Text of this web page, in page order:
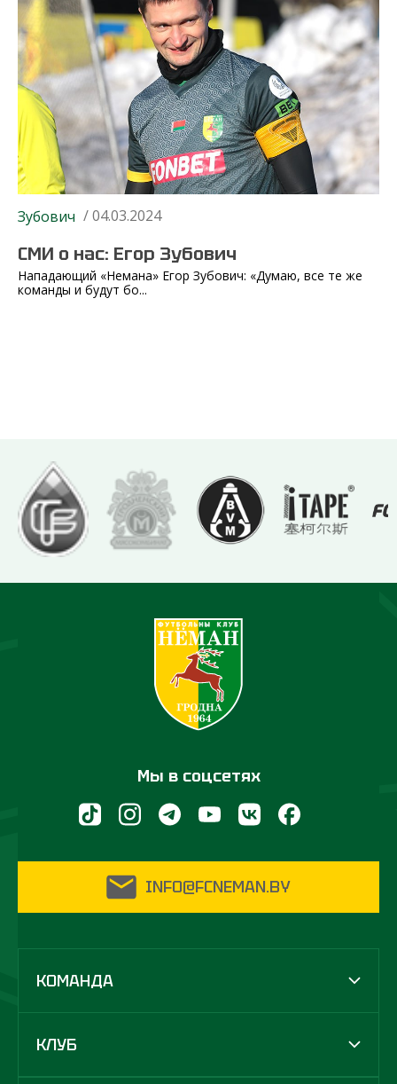
Зубович / 04.03.2024
СМИ о нас: Егор Зубович
Нападающий «Немана» Егор Зубович: «Думаю, все те же
команды и будут бо...
Мы в соцсетях
INFO@FCNEMAN.BY
КОМАНДА
КЛУБ